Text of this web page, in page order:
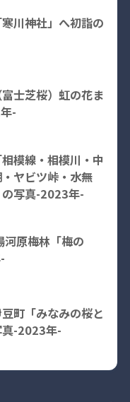
寒川神社」へ初詣の
富士芝桜）虹の花ま
-
相模線・相模川・中
ヤビツ峠・水無
写真-2023年-
河原梅林「梅の
豆町「みなみの桜と
真-2023年-